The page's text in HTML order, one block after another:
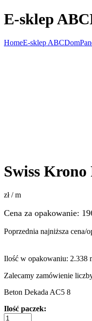
E-sklep
HomeE-sklep ABCDom
Swiss
zł / m
Cena za opakowanie:
Poprzednia najniższa cena/
Ilość w opakowaniu: 2.338
Zalecamy zamówienie
Beton Dekada AC5 8
Ilość paczek: